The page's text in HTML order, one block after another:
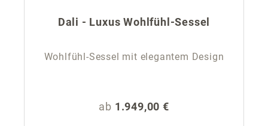
Dali - Luxus Wohlfühl-Sessel
Wohlfühl-Sessel mit elegantem Design
Regulärer Preis:
ab 1.949,00 €